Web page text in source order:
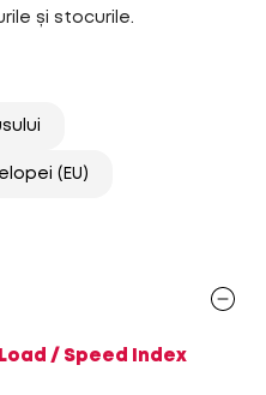
și stocurile.
(EU)
Load / Speed Index